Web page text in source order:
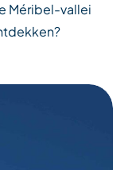
Méribel-vallei